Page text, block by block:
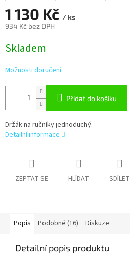
1 130 Kč / ks
934 Kč bez DPH
cena:
Skladem
Možnosti doručení
Přidat do košíku
Držák na ručníky jednoduchý.
Detailní informace
ZEPTAT SE HLÍDAT SDÍLET
Popis Podobné (16) Diskuze
Detailní popis produktu